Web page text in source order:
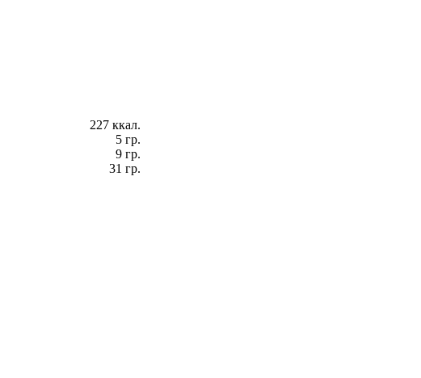
227 ккал.
5 гр.
9 гр.
31 гр.